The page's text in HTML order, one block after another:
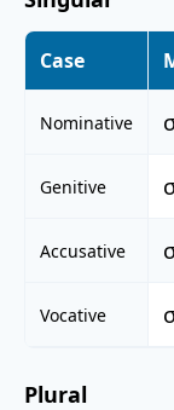
Case
Nominative
Genitive
Accusative
Vocative
Plural